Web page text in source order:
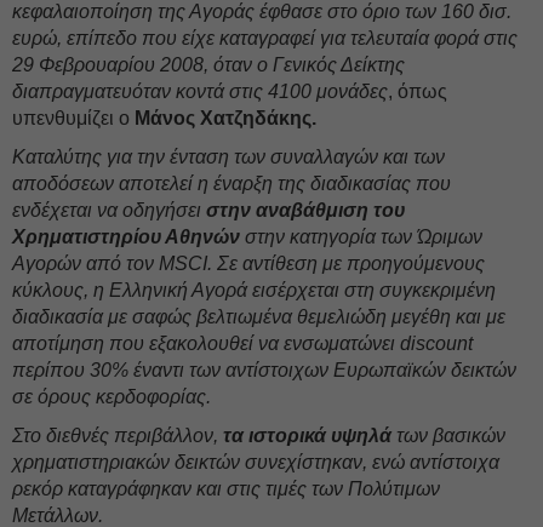
κεφαλαιοποίηση της Αγοράς έφθασε στο όριο των 160 δισ.
ευρώ, επίπεδο που είχε καταγραφεί για τελευταία φορά στις
29 Φεβρουαρίου 2008, όταν ο Γενικός Δείκτης
διαπραγματευόταν κοντά στις 4100 μονάδες, όπως
υπενθυμίζει ο Μάνος Χατζηδάκης.
Καταλύτης για την ένταση των συναλλαγών και των
αποδόσεων αποτελεί η έναρξη της διαδικασίας που
ενδέχεται να οδηγήσει στην αναβάθμιση του
Χρηματιστηρίου Αθηνών στην κατηγορία των Ώριμων
Αγορών από τον MSCI. Σε αντίθεση με προηγούμενους
κύκλους, η Ελληνική Αγορά εισέρχεται στη συγκεκριμένη
διαδικασία με σαφώς βελτιωμένα θεμελιώδη μεγέθη και με
αποτίμηση που εξακολουθεί να ενσωματώνει discount
περίπου 30% έναντι των αντίστοιχων Ευρωπαϊκών δεικτών
σε όρους κερδοφορίας.
Στο διεθνές περιβάλλον, τα ιστορικά υψηλά των βασικών
χρηματιστηριακών δεικτών συνεχίστηκαν, ενώ αντίστοιχα
ρεκόρ καταγράφηκαν και στις τιμές των Πολύτιμων
Μετάλλων.